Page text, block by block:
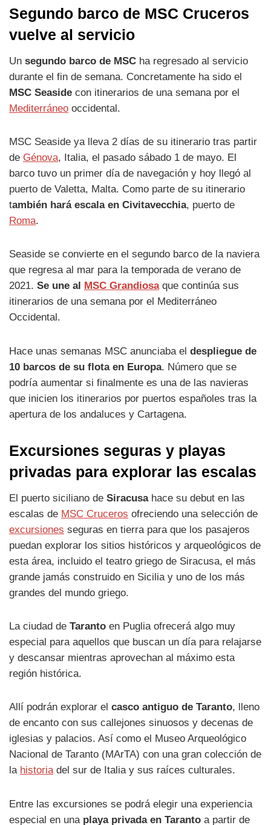
Segundo barco de MSC Cruceros
vuelve al servicio
Un segundo barco de MSC ha regresado al servicio
durante el fin de semana. Concretamente ha sido el
MSC Seaside con itinerarios de una semana por el
Mediterráneo occidental.
MSC Seaside ya lleva 2 días de su itinerario tras partir
de Génova, Italia, el pasado sábado 1 de mayo. El
barco tuvo un primer día de navegación y hoy llegó al
puerto de Valetta, Malta. Como parte de su itinerario
también hará escala en Civitavecchia, puerto de
Roma.
Seaside se convierte en el segundo barco de la naviera
que regresa al mar para la temporada de verano de
2021. Se une al MSC Grandiosa que continúa sus
itinerarios de una semana por el Mediterráneo
Occidental.
Hace unas semanas MSC anunciaba el despliegue de
10 barcos de su flota en Europa. Número que se
podría aumentar si finalmente es una de las navieras
que inicien los itinerarios por puertos españoles tras la
apertura de los andaluces y Cartagena.
Excursiones seguras y playas
privadas para explorar las escalas
El puerto siciliano de Siracusahace su debut en las
escalas de MSC Cruceros ofreciendo una selección de
excursiones seguras en tierra para que los pasajeros
puedan explorar los sitios históricos y arqueológicos de
esta área, incluido el teatro griego de Siracusa, el más
grande jamás construido en Sicilia y uno de los más
grandes del mundo griego.
La ciudad de Taranto en Puglia ofrecerá algo muy
especial para aquellos que buscan un día para relajarse
y descansar mientras aprovechan al máximo esta
región histórica.
Allí podrán explorar el casco antiguo de Taranto, lleno
de encanto con sus callejones sinuosos y decenas de
iglesias y palacios. Así como el Museo Arqueológico
Nacional de Taranto (MArTA) con una gran colección de
la historiadel sur de Italia y sus raíces culturales.
Entre las excursiones se podrá elegir una experiencia
especial en una playa privada en Taranto a partir de